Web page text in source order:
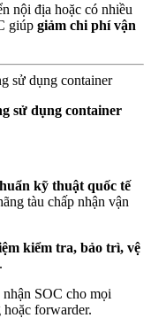
nội địa hoặc có nhiều
giúp giảm chi phí vận
sử dụng container
kỹ thuật quốc tế
tàu chấp nhận vận
kiểm tra, bảo trì, vệ
SOC cho mọi
forwarder.